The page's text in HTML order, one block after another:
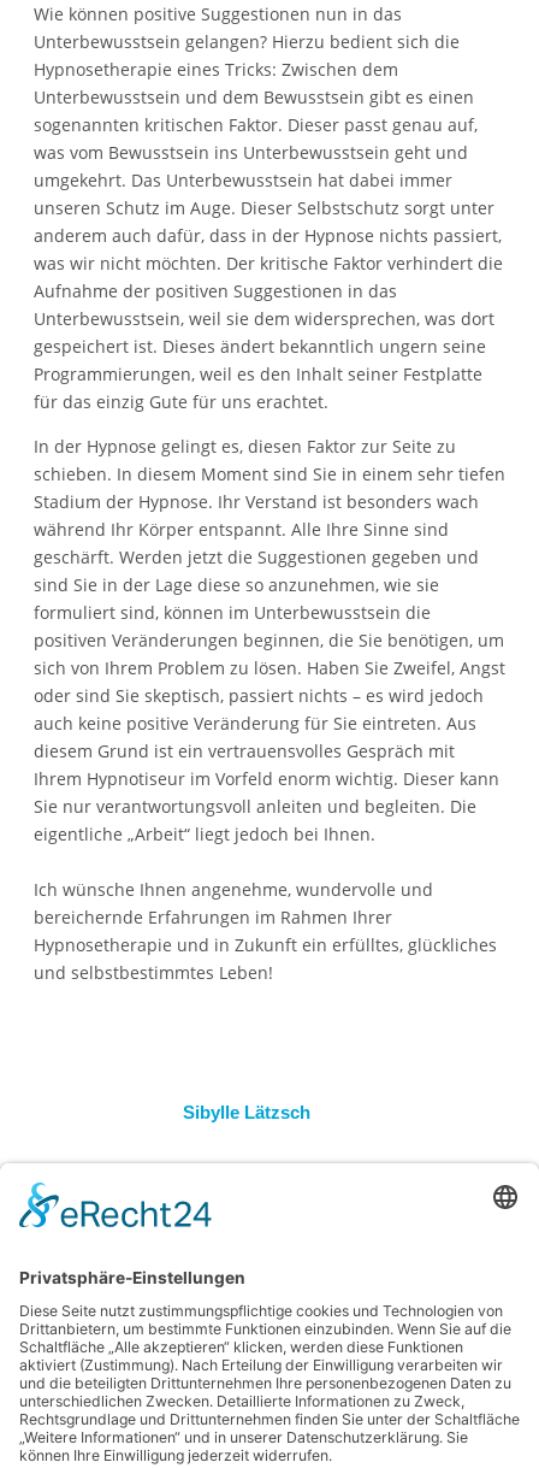
Wie können positive Suggestionen nun in das
Unterbewusstsein gelangen? Hierzu bedient sich die
Hypnosetherapie eines Tricks: Zwischen dem
Unterbewusstsein und dem Bewusstsein gibt es einen
sogenannten kritischen Faktor. Dieser passt genau auf,
was vom Bewusstsein ins Unterbewusstsein geht und
umgekehrt. Das Unterbewusstsein hat dabei immer
unseren Schutz im Auge. Dieser Selbstschutz sorgt unter
anderem auch dafür, dass in der Hypnose nichts passiert,
was wir nicht möchten. Der kritische Faktor verhindert die
Aufnahme der positiven Suggestionen in das
Unterbewusstsein, weil sie dem widersprechen, was dort
gespeichert ist. Dieses ändert bekanntlich ungern seine
Programmierungen, weil es den Inhalt seiner Festplatte
für das einzig Gute für uns erachtet.
In der Hypnose gelingt es, diesen Faktor zur Seite zu
schieben. In diesem Moment sind Sie in einem sehr tiefen
Stadium der Hypnose. Ihr Verstand ist besonders wach
während Ihr Körper entspannt. Alle Ihre Sinne sind
geschärft. Werden jetzt die Suggestionen gegeben und
sind Sie in der Lage diese so anzunehmen, wie sie
formuliert sind, können im Unterbewusstsein die
positiven Veränderungen beginnen, die Sie benötigen, um
sich von Ihrem Problem zu lösen. Haben Sie Zweifel, Angst
oder sind Sie skeptisch, passiert nichts – es wird jedoch
auch keine positive Veränderung für Sie eintreten. Aus
diesem Grund ist ein vertrauensvolles Gespräch mit
Ihrem Hypnotiseur im Vorfeld enorm wichtig. Dieser kann
Sie nur verantwortungsvoll anleiten und begleiten. Die
eigentliche „Arbeit“ liegt jedoch bei Ihnen.
Ich wünsche Ihnen angenehme, wundervolle und
bereichernde Erfahrungen im Rahmen Ihrer
Hypnosetherapie und in Zukunft ein erfülltes, glückliches
und selbstbestimmtes Leben!
Sibylle Lätzsch
in Bünde auf